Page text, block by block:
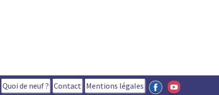
Quoi de neuf ? Contact Mentions légales